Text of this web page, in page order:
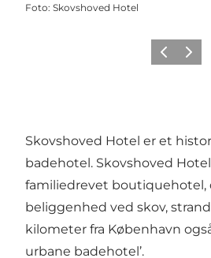
Foto: Skovshoved Hotel
ForrigeNæste
Skovshoved Hotel er et
badehotel. Skovshoved
familiedrevet boutiquehotel,
beliggenhed ved skov,
kilometer fra København
urbane badehotel’.